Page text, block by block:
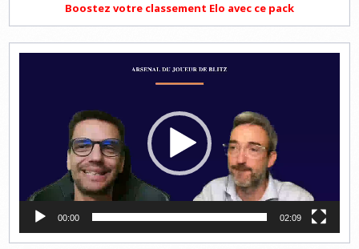
Boostez votre classement Elo avec ce pack
00:00 02:09